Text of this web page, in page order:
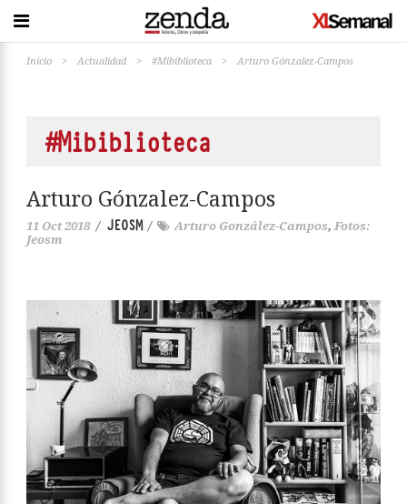
Inicio > Actualidad > #Mibiblioteca > Arturo Gónzalez-Campos
#Mibiblioteca
Arturo Gónzalez-Campos
11 Oct 2018 / JEOSM/ Arturo González-Campos, Fotos:
Jeosm